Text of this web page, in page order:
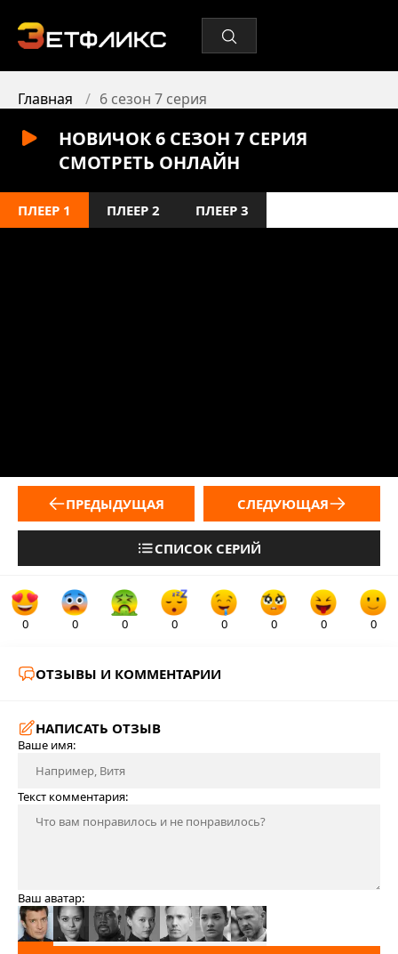
Главная 6 сезон 7 серия
НОВИЧОК 6 СЕЗОН 7 СЕРИЯ
СМОТРЕТЬ ОНЛАЙН
ПЛЕЕР 1 ПЛЕЕР 2 ПЛЕЕР 3
ПРЕДЫДУЩАЯ
СПИСОК СЕРИЙ
СЛЕДУЮЩАЯ
0 0 0 0 0 0 0 0
ОТЗЫВЫ И КОММЕНТАРИИ
НАПИСАТЬ ОТЗЫВ
Ваше имя:
Текст комментария:
Ваш аватар: